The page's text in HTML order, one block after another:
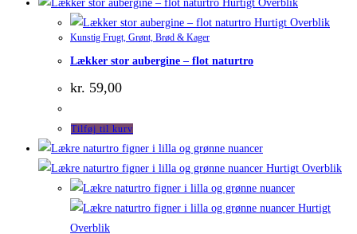
Hurtigt Overblik
Hurtigt Overblik
Kunstig Frugt, Grønt, Brød & Kager
Lækker stor aubergine – flot naturtro
kr. 59,00
Tilføj til kurv
Hurtigt Overblik
Hurtigt
Overblik